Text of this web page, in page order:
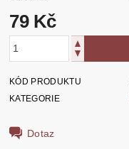
79 Kč
KÓD PRODUKTU
KATEGORIE
Dotaz